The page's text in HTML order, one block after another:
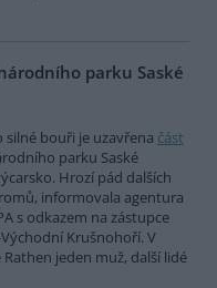
parku Saské
silné bouři je uzavřena část
parku Saské
Hrozí pád dalších
informovala agentura
s odkazem na zástupce
Krušnohoří. V
jeden muž, další lidé